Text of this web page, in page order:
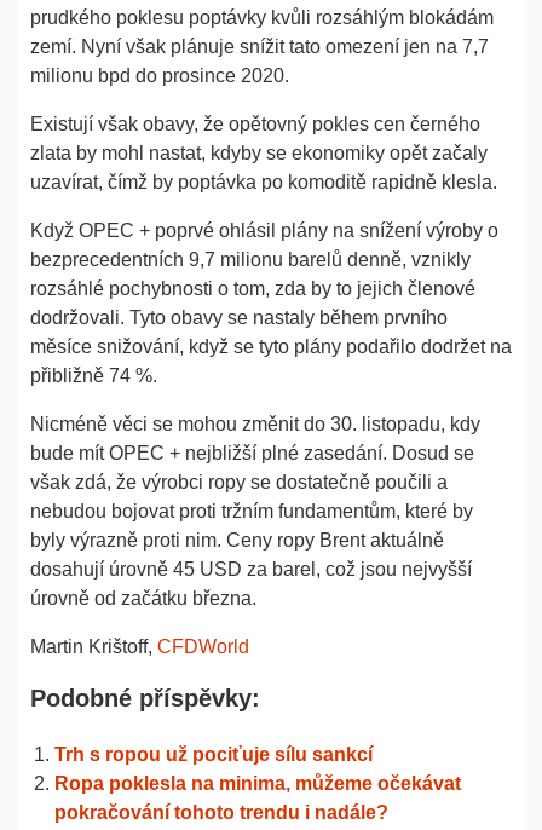
prudkého poklesu poptávky kvůli rozsáhlým blokádám
zemí. Nyní však plánuje snížit tato omezení jen na 7,7
milionu bpd do prosince 2020.
Existují však obavy, že opětovný pokles cen černého
zlata by mohl nastat, kdyby se ekonomiky opět začaly
uzavírat, čímž by poptávka po komoditě rapidně klesla.
Když OPEC + poprvé ohlásil plány na snížení výroby o
bezprecedentních 9,7 milionu barelů denně, vznikly
rozsáhlé pochybnosti o tom, zda by to jejich členové
dodržovali. Tyto obavy se nastaly během prvního
měsíce snižování, když se tyto plány podařilo dodržet na
přibližně 74 %.
Nicméně věci se mohou změnit do 30. listopadu, kdy
bude mít OPEC + nejbližší plné zasedání. Dosud se
však zdá, že výrobci ropy se dostatečně poučili a
nebudou bojovat proti tržním fundamentům, které by
byly výrazně proti nim. Ceny ropy Brent aktuálně
dosahují úrovně 45 USD za barel, což jsou nejvyšší
úrovně od začátku března.
Martin Krištoff, CFDWorld
Podobné příspěvky:
Trh s ropou už pociťuje sílu sankcí
Ropa poklesla na minima, můžeme očekávat
pokračování tohoto trendu i nadále?